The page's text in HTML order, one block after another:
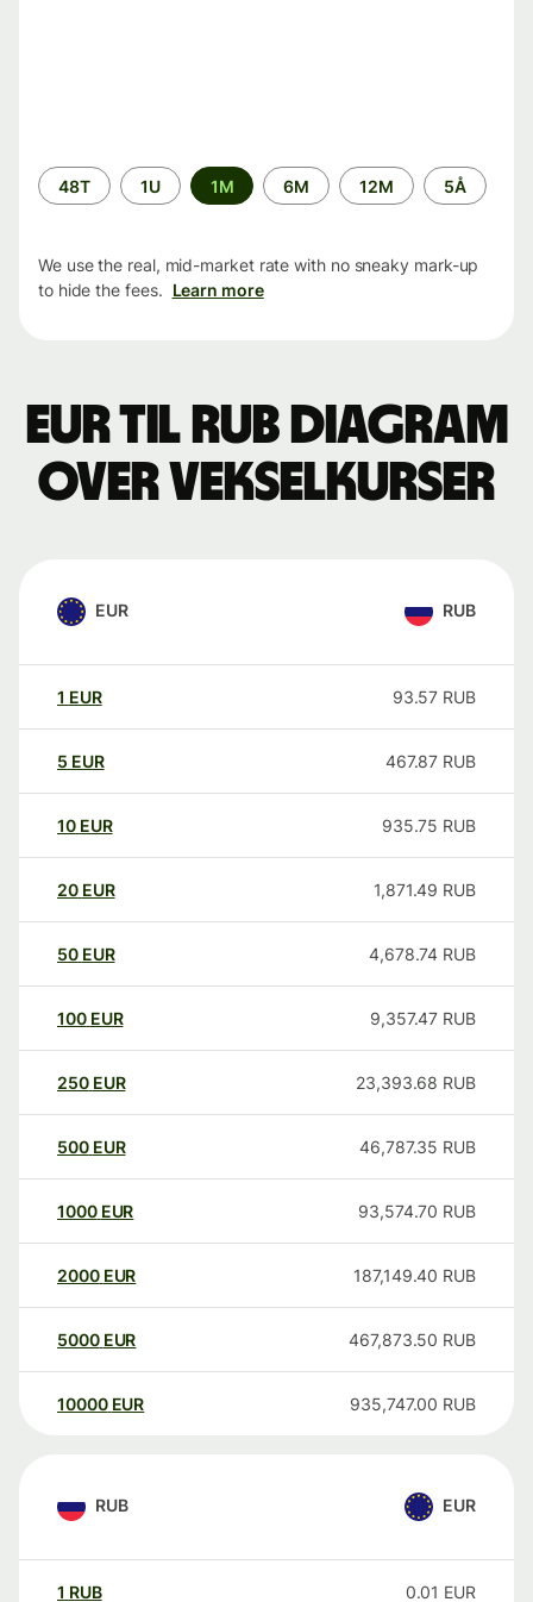
Time
period
48T 1U 1M 6M 12M 5Å
We use the real, mid-market rate with no sneaky mark-up
to hide the fees. Learn more
EUR til RUB Diagram
over vekselkurser
EUR RUB
1 EUR 93.57 RUB
5 EUR 467.87 RUB
10 EUR 935.75 RUB
20 EUR 1,871.49 RUB
50 EUR 4,678.74 RUB
100 EUR 9,357.47 RUB
250 EUR 23,393.68 RUB
500 EUR 46,787.35 RUB
1000 EUR 93,574.70 RUB
2000 EUR 187,149.40 RUB
5000 EUR 467,873.50 RUB
10000 EUR 935,747.00 RUB
RUB EUR
1 RUB 0.01 EUR